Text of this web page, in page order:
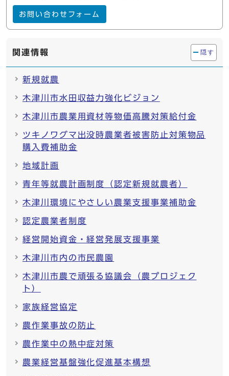
お問い合わせフォーム
関連情報 隠す
新規就農
木津川市水田収益力強化ビジョン
木津川市農業用資材等物価高騰対策給付金
ツキノワグマ出没時農業者被害防止対策物品
購入費補助金
地域計画
青年等就農計画制度（認定新規就農者）
木津川環境にやさしい農業支援事業補助金
認定農業者制度
経営開始資金・経営発展支援事業
木津川市内の市民農園
木津川市農で頑張る協議会（農プロジェク
ト）
家族経営協定
農作業事故の防止
農作業中の熱中症対策
農業経営基盤強化促進基本構想